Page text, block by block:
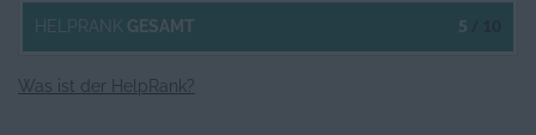
HELPRANK GESAMT 5
Was ist der HelpRank?